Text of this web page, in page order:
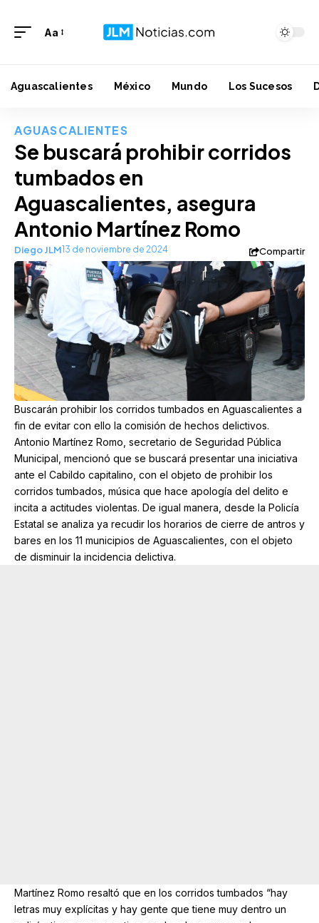
Aa
Aguascalientes México Mundo Los Sucesos
AGUASCALIENTES
Se buscará prohibir corridos
tumbados en
Aguascalientes, asegura
Antonio Martínez Romo
Diego JLM13 de noviembre de 2024 Compartir
Buscarán prohibir los corridos tumbados en Aguascalientes a
fin de evitar con ello la comisión de hechos delictivos.
Antonio Martínez Romo, secretario de Seguridad Pública
Municipal, mencionó que se buscará presentar una iniciativa
ante el Cabildo capitalino, con el objeto de prohibir los
corridos tumbados, música que hace apología del delito e
incita a actitudes violentas. De igual manera, desde la Policía
Estatal se analiza ya recudir los horarios de cierre de antros y
bares en los 11 municipios de Aguascalientes, con el objeto
de disminuir la incidencia delictiva.
Martínez Romo resaltó que en los corridos tumbados “hay
letras muy explícitas y hay gente que tiene muy dentro un